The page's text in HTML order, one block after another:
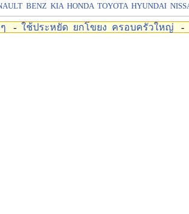
BENZ KIA HONDA TOYOTA HYUNDAI
- ใช้ประหยัด ยกโขยง ครอบครัวใหญ่ -